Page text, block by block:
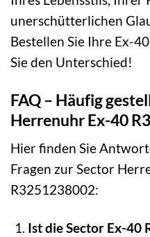
unerschütterlichen
Bestellen Sie Ihre Ex-
Sie den Unterschied!
FAQ – Häufig
Herrenuhr Ex-40
Hier finden Sie
Fragen zur Sector
R3251238002:
Ist die Sector Ex-40